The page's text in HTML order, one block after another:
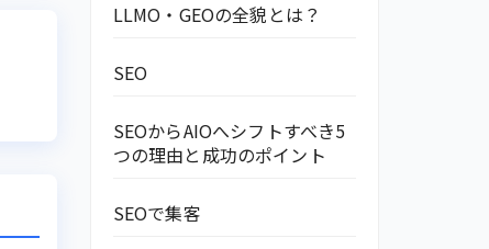
LLMO・GEOの全貌とは？
SEO
SEOからAIOへシフトすべき5
つの理由と成功のポイント
SEOで集客